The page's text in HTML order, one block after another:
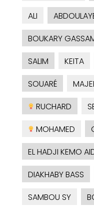
ALI
BOUKARY
SALIM
KEITA
SOUARÉ
RUCHARD
MOHAMED
EL HADJI KEMO
DIAKHABY BASS
SAMBOU SY